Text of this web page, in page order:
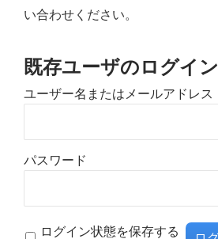
い合わせください。
既存ユーザのログイン
ユーザー名またはメールアドレス
パスワード
ログイン状態を保存する